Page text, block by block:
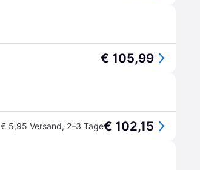
€ 105,99
€ 5,95 Versand, 2–3 Tage€ 102,15